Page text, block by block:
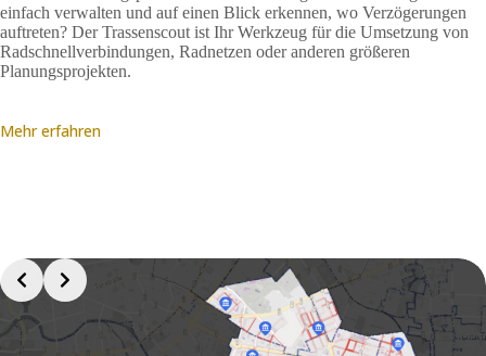
einfach verwalten und auf einen Blick erkennen, wo Verzögerungen
auftreten? Der Trassenscout ist Ihr Werkzeug für die Umsetzung von
Radschnellverbindungen, Radnetzen oder anderen größeren
Planungsprojekten.
Mehr erfahren